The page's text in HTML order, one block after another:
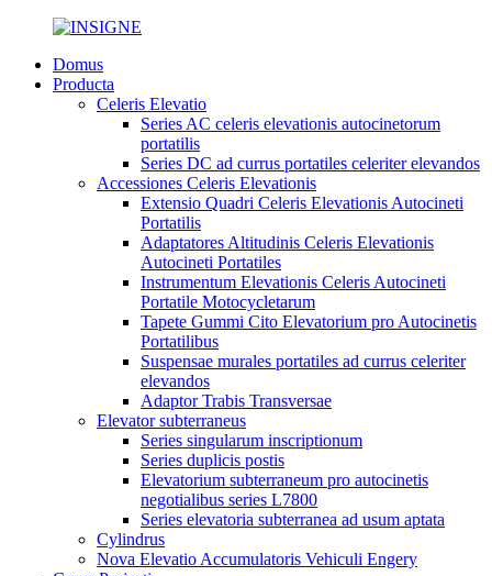
Domus
Producta
Celeris Elevatio
Series AC celeris elevationis autocinetorum
portatilis
Series DC ad currus portatiles celeriter elevandos
Accessiones Celeris Elevationis
Extensio Quadri Celeris Elevationis Autocineti
Portatilis
Adaptatores Altitudinis Celeris Elevationis
Autocineti Portatiles
Instrumentum Elevationis Celeris Autocineti
Portatile Motocycletarum
Tapete Gummi Cito Elevatorium pro Autocinetis
Portatilibus
Suspensae murales portatiles ad currus celeriter
elevandos
Adaptor Trabis Transversae
Elevator subterraneus
Series singularum inscriptionum
Series duplicis postis
Elevatorium subterraneum pro autocinetis
negotialibus series L7800
Series elevatoria subterranea ad usum aptata
Cylindrus
Nova Elevatio Accumulatoris Vehiculi Engery